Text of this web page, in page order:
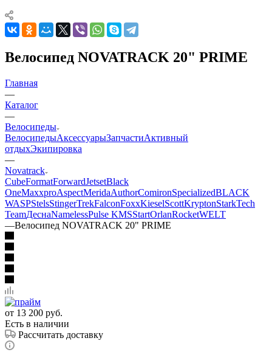
Велосипед NOVATRACK 20" PRIME
Главная
—
Каталог
—
Велосипеды
ВелосипедыАксессуарыЗапчастиАктивный
отдыхЭкипировка
—
Novatrack
CubeFormatForwardJetsetBlack
OneMaxxproAspectMeridaAuthorComironSpecializedBLACK
WASPStelsStingerTrekFalconFoxxKieselScottKryptonStarkTech
TeamДеснаNamelessPulse KMSStartOrlanRocketWELT
—Велосипед NOVATRACK 20" PRIME
от 13 200 руб.
Есть в наличии
Рассчитать доставку